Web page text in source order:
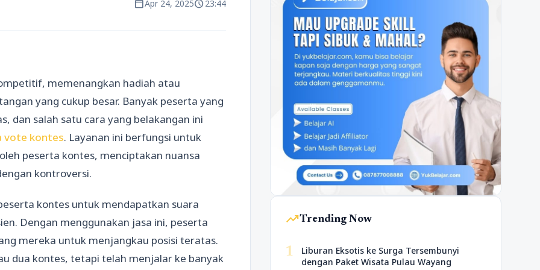
calendar_todayApr 24, 2025schedule23:44
memenangkan hadiah atau
yang cukup besar. Banyak peserta yang
dan salah satu cara yang belakangan ini
vote kontes. Layanan ini berfungsi untuk
peserta kontes, menciptakan nuansa
kontroversi.
kontes untuk mendapatkan suara
Dengan menggunakan jasa ini, peserta
mereka untuk menjangkau posisi teratas.
dua kontes, tetapi telah menjalar ke banyak
trending_upTrending Now
1
Liburan Eksotis ke Surga Tersembunyi
dengan Paket Wisata Pulau Wayang